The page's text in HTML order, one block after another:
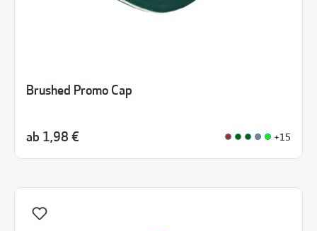
Brushed Promo Cap
ab 1,98 € +15